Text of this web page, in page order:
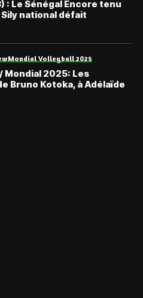
: Le Sénégal Encore tenu
national défait
Mondial Volleyball 2025
Mondial 2025: Les
Bruno Kotoka, à Adélaïde